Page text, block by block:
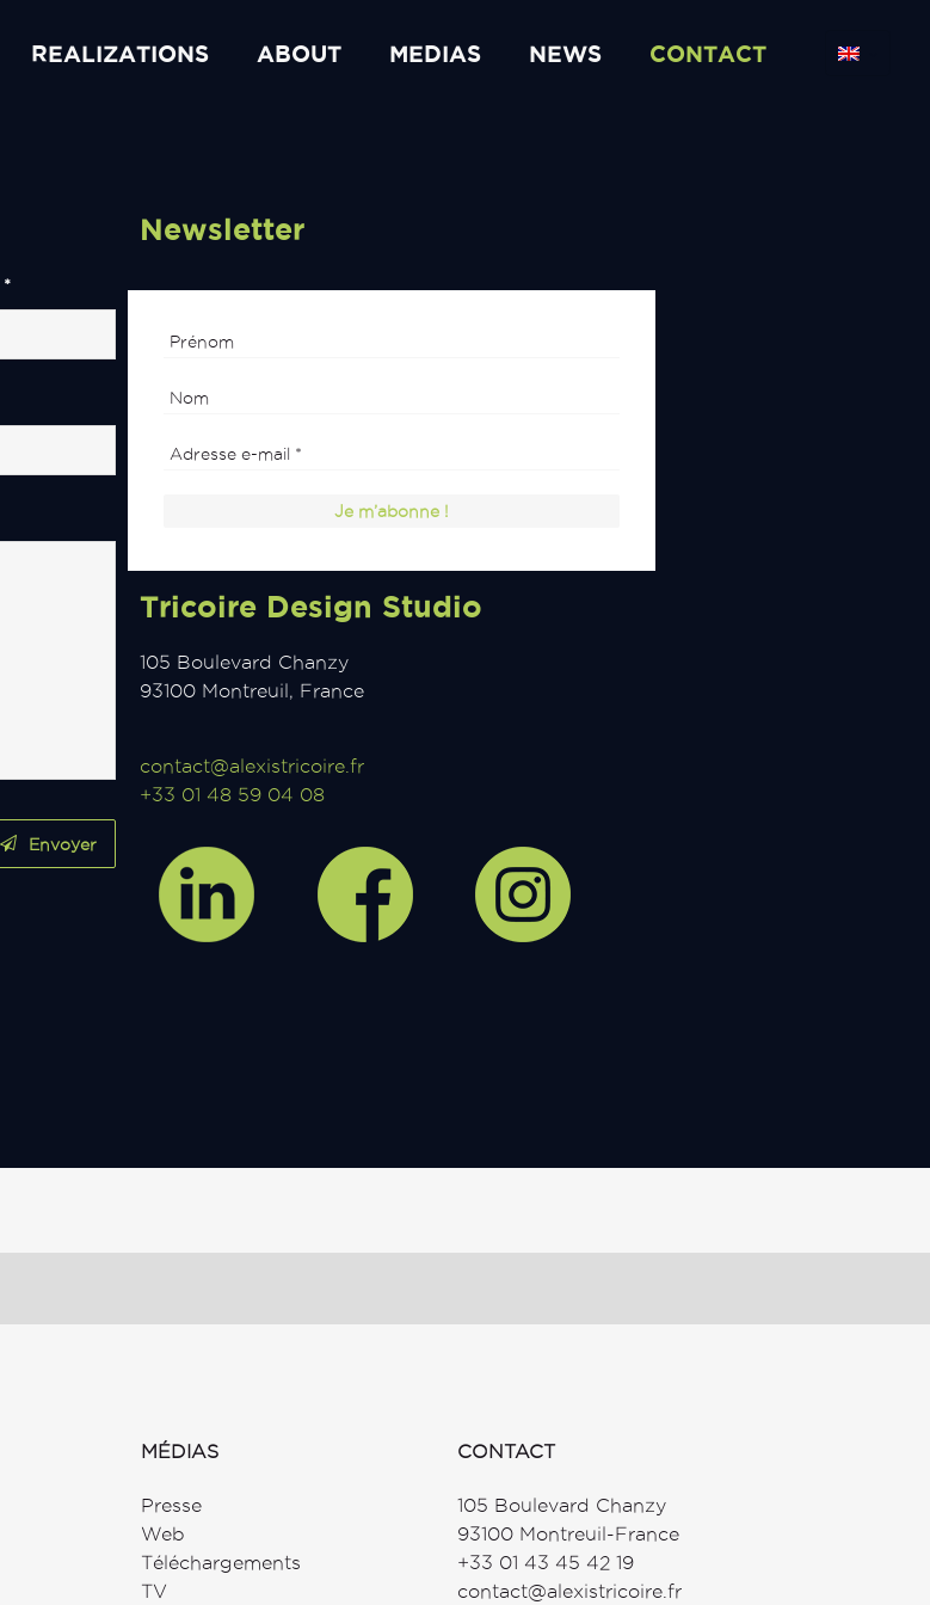
REALIZATIONS ABOUT MEDIAS NEWS CONTACT
*
Envoyer
Newsletter
Tricoire Design Studio
105 Boulevard Chanzy
93100 Montreuil, France
contact@alexistricoire.fr
+33 01 48 59 04 08
MÉDIAS
Presse
Web
Téléchargements
TV
CONTACT
105 Boulevard Chanzy
93100 Montreuil-France
+33 01 43 45 42 19
contact@alexistricoire.fr